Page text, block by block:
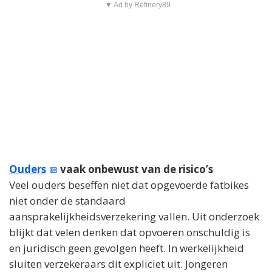
▼ Ad by Refinery89
Ouders
vaak onbewust van de risico’s
Veel ouders beseffen niet dat opgevoerde fatbikes
niet onder de standaard
aansprakelijkheidsverzekering vallen. Uit onderzoek
blijkt dat velen denken dat opvoeren onschuldig is
en juridisch geen gevolgen heeft. In werkelijkheid
sluiten verzekeraars dit expliciet uit. Jongeren